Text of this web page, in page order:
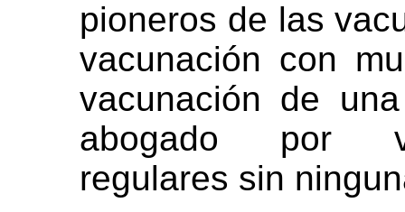
pioneros de las
vacunación con
vacunación de
abogado por
regulares sin